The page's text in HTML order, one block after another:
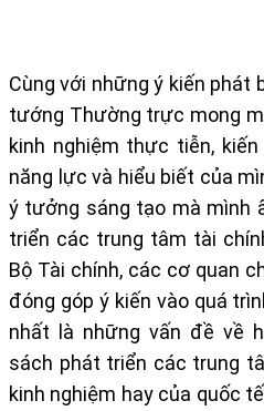
Cùng với những ý kiến phát
tướng Thường trực mong
kinh nghiệm thực tiễn,
năng lực và hiểu biết của
ý tưởng sáng tạo mà mình
triển các trung tâm tài
Bộ Tài chính, các cơ quan
đóng góp ý kiến vào quá
nhất là những vấn đề về
sách phát triển các trung
kinh nghiệm hay của quốc